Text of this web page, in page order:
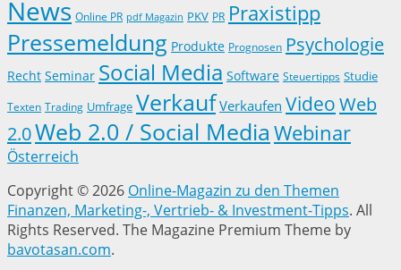
News Online PR pdf Magazin PKV PR Praxistipp
Pressemeldung Produkte Prognosen Psychologie
Recht Seminar Social Media Software Steuertipps Studie
Texten Trading Umfrage Verkauf Verkaufen VideoWeb
2.0Web 2.0 / Social Media Webinar
Österreich
Copyright © 2026 Online-Magazin zu den Themen
Finanzen, Marketing-, Vertrieb- & Investment-Tipps. All
Rights Reserved. The Magazine Premium Theme by
bavotasan.com.